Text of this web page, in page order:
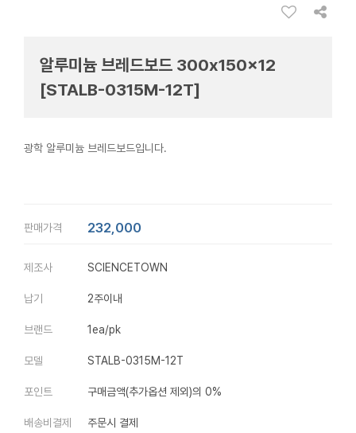
알루미늄 브레드보드 300x150x12
[STALB-0315M-12T]
광학 알루미늄 브레드보드입니다.
판매가격 232,000
제조사 SCIENCETOWN
납기 2주이내
브랜드 1ea/pk
모델 STALB-0315M-12T
포인트 구매금액(추가옵션 제외)의 0%
배송비결제 주문시 결제